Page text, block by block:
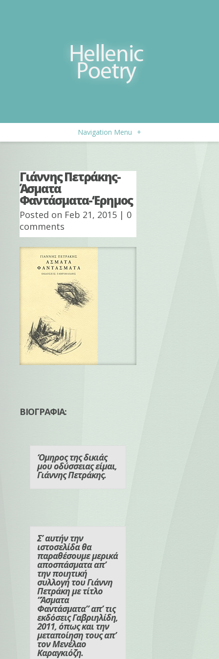
Navigation Menu +
Γιάννης Πετράκης-
Άσματα
Φαντάσματα-‘Ερημος
Posted on Feb 21, 2015 | 0
comments
ΒΙΟΓΡΑΦΙΑ:
‘Ομηρος της δικιάς
μου οδύσσειας είμαι,
Γιάννης Πετράκης.
Σ’ αυτήν την
ιστοσελίδα θα
παραθέσουμε μερικά
αποσπάσματα απ’
την ποιητική
συλλογή του Γιάννη
Πετράκη με τίτλο
“Άσματα
Φαντάσματα” απ’ τις
εκδόσεις Γαβριηλίδη,
2011, όπως και την
μεταποίηση τους απ’
τον Μενέλαο
Καραγκιόζη.